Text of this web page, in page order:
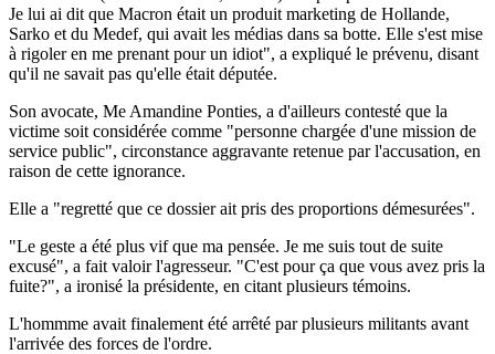
Je lui ai dit que Macron était un produit marketing de Hollande,
Sarko et du Medef, qui avait les médias dans sa botte. Elle s'est mise
à rigoler en me prenant pour un idiot", a expliqué le prévenu, disant
qu'il ne savait pas qu'elle était députée.
Son avocate, Me Amandine Ponties, a d'ailleurs contesté que la
victime soit considérée comme "personne chargée d'une mission de
service public", circonstance aggravante retenue par l'accusation, en
raison de cette ignorance.
Elle a "regretté que ce dossier ait pris des proportions démesurées".
"Le geste a été plus vif que ma pensée. Je me suis tout de suite
excusé", a fait valoir l'agresseur. "C'est pour ça que vous avez pris la
fuite?", a ironisé la présidente, en citant plusieurs témoins.
L'hommme avait finalement été arrêté par plusieurs militants avant
l'arrivée des forces de l'ordre.